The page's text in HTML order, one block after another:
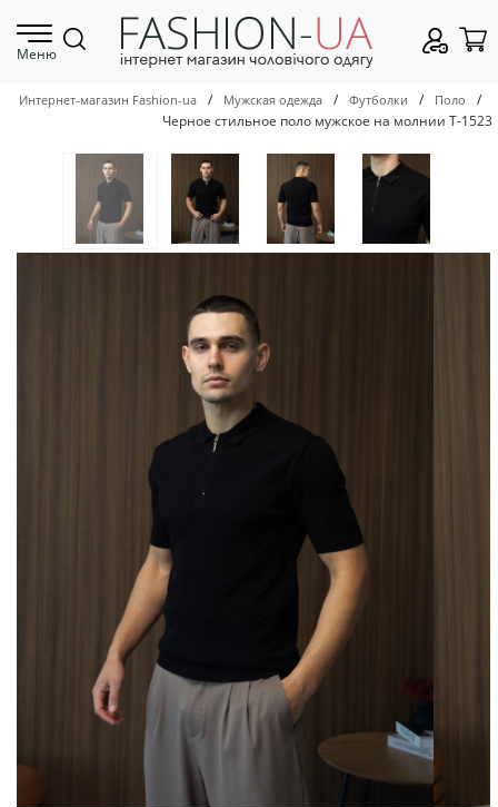
Меню
Интернет-магазин Fashion-ua / Мужская одежда / Футболки / Поло
/
Черное стильное поло мужское на молнии Т-1523